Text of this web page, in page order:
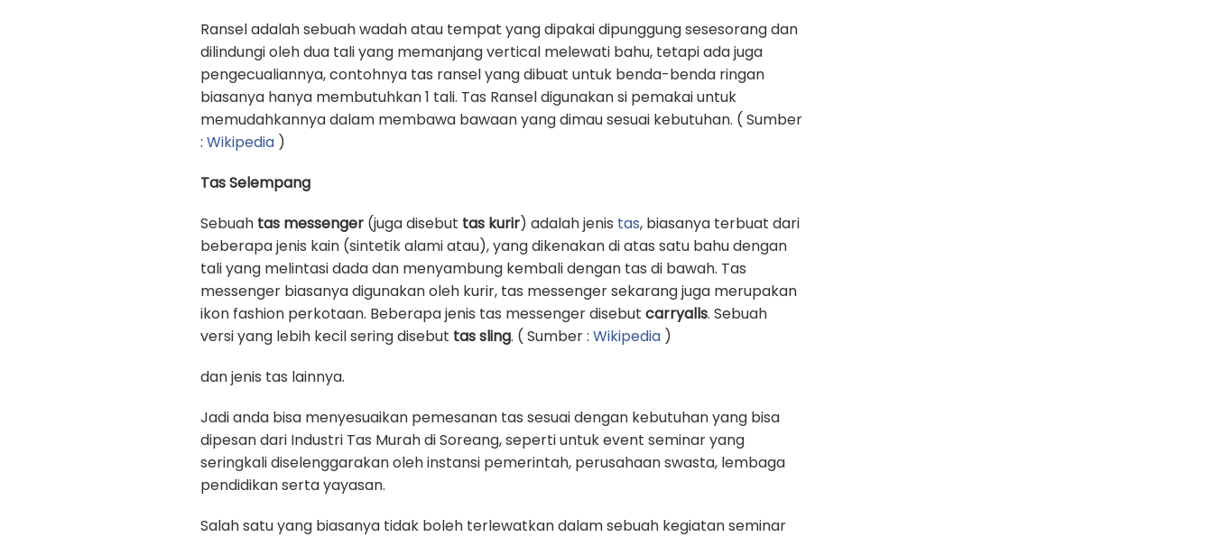
Ransel adalah sebuah wadah atau tempat yang dipakai dipunggung sesesorang dan
dilindungi oleh dua tali yang memanjang vertical melewati bahu, tetapi ada juga
pengecualiannya, contohnya tas ransel yang dibuat untuk benda-benda ringan
biasanya hanya membutuhkan 1 tali. Tas Ransel digunakan si pemakai untuk
memudahkannya dalam membawa bawaan yang dimau sesuai kebutuhan. ( Sumber
: Wikipedia )
Tas Selempang
Sebuah tas messenger (juga disebut tas kurir) adalah jenis tas, biasanya terbuat dari
beberapa jenis kain (sintetik alami atau), yang dikenakan di atas satu bahu dengan
tali yang melintasi dada dan menyambung kembali dengan tas di bawah. Tas
messenger biasanya digunakan oleh kurir, tas messenger sekarang juga merupakan
ikon fashion perkotaan. Beberapa jenis tas messenger disebut carryalls. Sebuah
versi yang lebih kecil sering disebut tas sling. ( Sumber : Wikipedia )
dan jenis tas lainnya.
Jadi anda bisa menyesuaikan pemesanan tas sesuai dengan kebutuhan yang bisa
dipesan dari Industri Tas Murah di Soreang, seperti untuk event seminar yang
seringkali diselenggarakan oleh instansi pemerintah, perusahaan swasta, lembaga
pendidikan serta yayasan.
Salah satu yang biasanya tidak boleh terlewatkan dalam sebuah kegiatan seminar